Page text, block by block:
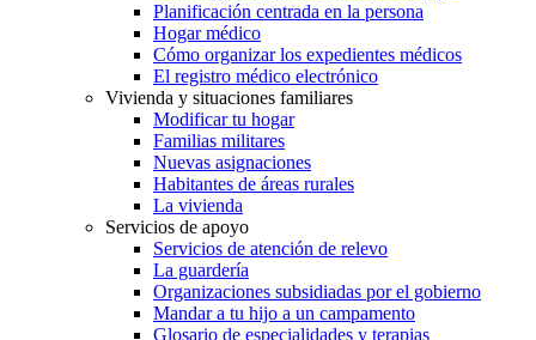
Planificación centrada en la persona
Hogar médico
Cómo organizar los expedientes médicos
El registro médico electrónico
Vivienda y situaciones familiares
Modificar tu hogar
Familias militares
Nuevas asignaciones
Habitantes de áreas rurales
La vivienda
Servicios de apoyo
Servicios de atención de relevo
La guardería
Organizaciones subsidiadas por el gobierno
Mandar a tu hijo a un campamento
Glosario de especialidades y terapias